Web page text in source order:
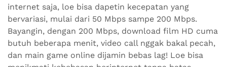
internet saja, loe bisa dapetin kecepatan yang
bervariasi, mulai dari 50 Mbps sampe 200 Mbps.
Bayangin, dengan 200 Mbps, download film HD cuma
butuh beberapa menit, video call nggak bakal pecah,
dan main game online dijamin bebas lag! Loe bisa